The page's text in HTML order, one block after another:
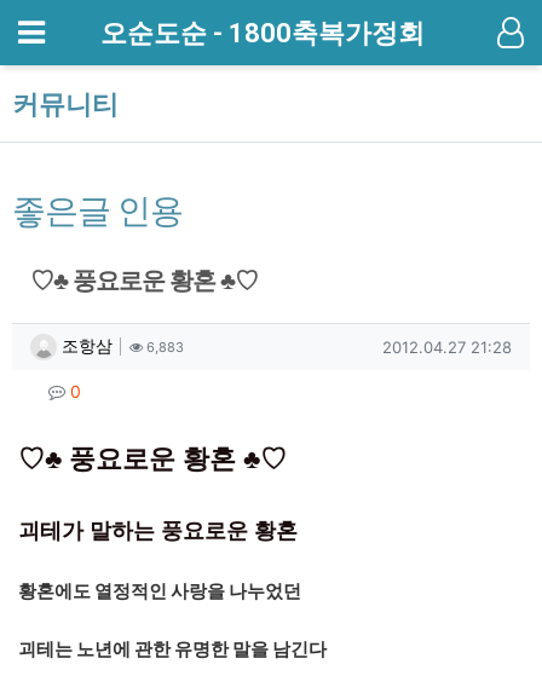
메뉴 오순도순 - 1800축복가정회
커뮤니티
좋은글 인용
♡♣ 풍요로운 황혼 ♣♡
작성자 정보
조항삼 작성6,883조회 작성일
2012.04.27 21:28
컨텐츠 정보
0
본문
♡♣ 풍요로운 황혼 ♣♡
괴테가 말하는 풍요로운 황혼
황혼에도 열정적인 사랑을 나누었던
괴테는 노년에 관한 유명한 말을 남긴다